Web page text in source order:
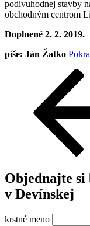
podivuhodnej stavby
obchodným centrom
Doplnené 2. 2. 2019.
píše: Ján Žatko
Stránkovanie
príspevkov
Objednajte si
v Devínskej
krstné meno